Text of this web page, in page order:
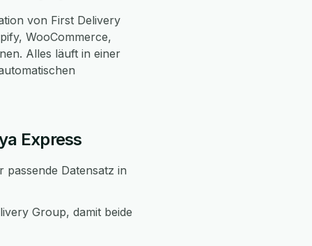
von First Delivery
WooCommerce,
Alles läuft in einer
Express
Datensatz in
Group, damit beide